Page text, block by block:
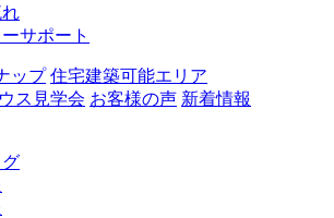
サポート
ップ 住宅建築可能エリア
ス見学会 お客様の声 新着情報